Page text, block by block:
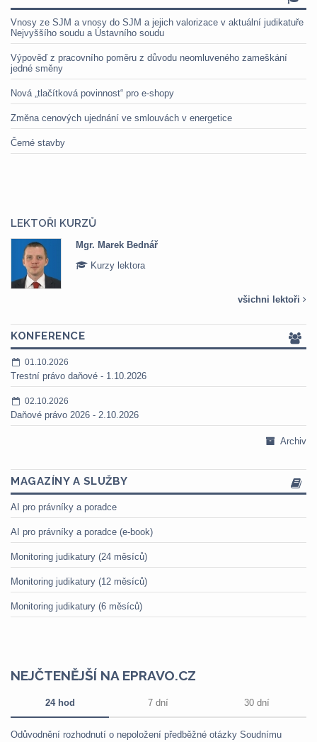
Vnosy ze SJM a vnosy do SJM a jejich valorizace v aktuální judikatuře
Nejvyššího soudu a Ústavního soudu
Výpověď z pracovního poměru z důvodu neomluveného zameškání
jedné směny
Nová „tlačítková povinnost“ pro e-shopy
Změna cenových ujednání ve smlouvách v energetice
Černé stavby
LEKTOŘI KURZŮ
Mgr. Marek Bednář
Kurzy lektora
všichni lektoři
KONFERENCE
01.10.2026
Trestní právo daňové - 1.10.2026
02.10.2026
Daňové právo 2026 - 2.10.2026
Archiv
MAGAZÍNY A SLUŽBY
AI pro právníky a poradce
AI pro právníky a poradce (e-book)
Monitoring judikatury (24 měsíců)
Monitoring judikatury (12 měsíců)
Monitoring judikatury (6 měsíců)
NEJČTENĚJŠÍ NA EPRAVO.CZ
24 hod 7 dní 30 dní
Odůvodnění rozhodnutí o nepoložení předběžné otázky Soudnímu